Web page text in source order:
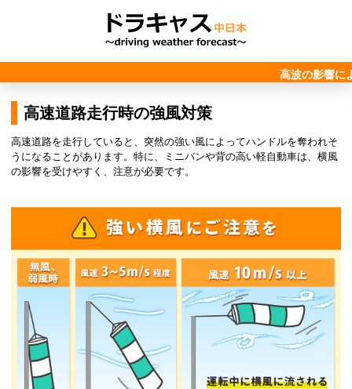
高波の影響に
高速道路走行時の強風対策
高速道路を走行していると、突然の強い風によってハンドルを奪われそ
うになることがあります。特に、ミニバンや背の高い軽自動車は、横風
の影響を受けやすく、注意が必要です。